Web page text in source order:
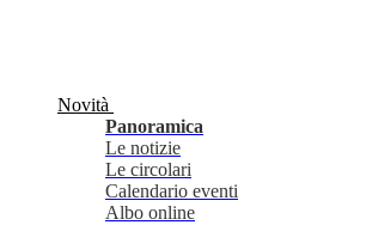
Novità
Panoramica
Le notizie
Le circolari
Calendario eventi
Albo online